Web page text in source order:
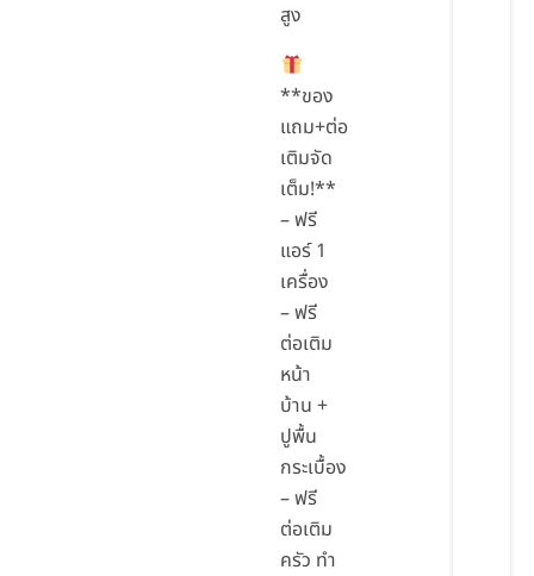
สูง
**ของ
แถม+ต่อ
เติมจัด
เต็ม!**
– ฟรี
แอร์ 1
เครื่อง
– ฟรี
ต่อเติม
หน้า
บ้าน +
ปูพื้น
กระเบื้อง
– ฟรี
ต่อเติม
ครัว ทำ